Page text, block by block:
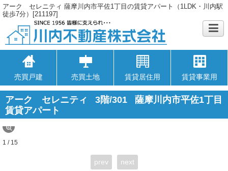
アーク セレニティ 薩摩川内市平佐1丁目の賃貸アパート（1LDK・川内駅
徒歩7分）[211197]
売買戸建 売買土地 賃貸居住用 賃貸事業用
アーク セレニティ 3階/301
薩摩川内市平佐1丁目
賃貸アパート
1 / 15
prev next